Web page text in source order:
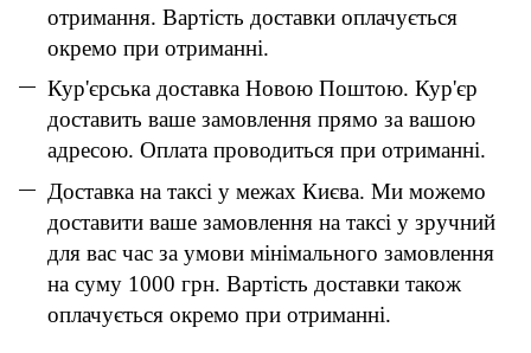
отримання. Вартість доставки оплачується
окремо при отриманні.
Кур'єрська доставка Новою Поштою. Кур'єр
доставить ваше замовлення прямо за вашою
адресою. Оплата проводиться при отриманні.
Доставка на таксі у межах Києва. Ми можемо
доставити ваше замовлення на таксі у зручний
для вас час за умови мінімального замовлення
на суму 1000 грн. Вартість доставки також
оплачується окремо при отриманні.